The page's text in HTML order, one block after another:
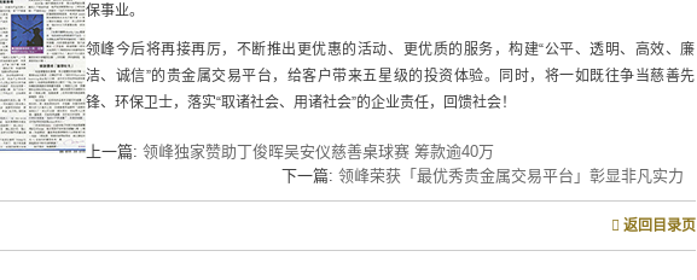
保事业。
领峰今后将再接再厉，不断推出更优惠的活动、更优质的服务，构建“公平、透明、高效、廉
洁、诚信”的贵金属交易平台，给客户带来五星级的投资体验。同时，将一如既往争当慈善先
锋、环保卫士，落实“取诸社会、用诸社会”的企业责任，回馈社会！
上一篇: 领峰独家赞助丁俊晖吴安仪慈善桌球赛 筹款逾40万
下一篇: 领峰荣获「最优秀贵金属交易平台」彰显非凡实力
返回目录页